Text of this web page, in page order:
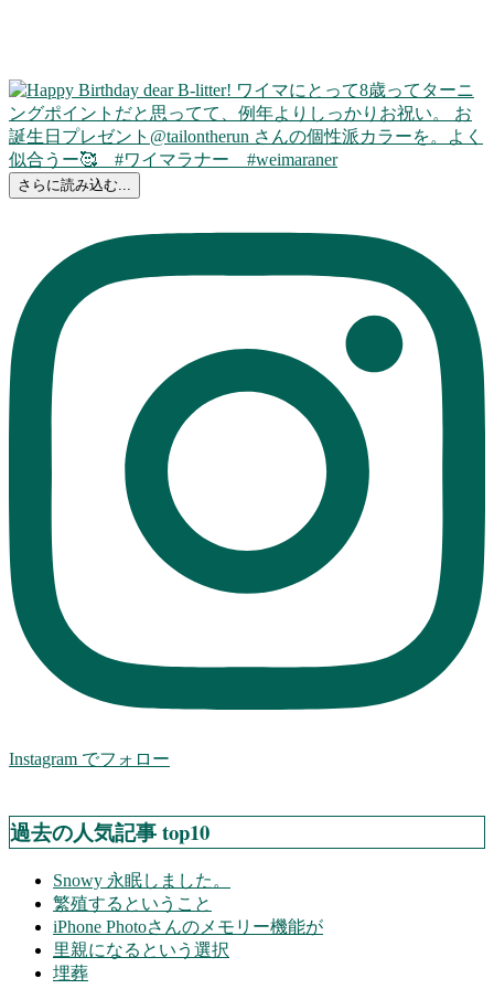
さらに読み込む...
Instagram でフォロー
過去の人気記事 top10
Snowy 永眠しました。
繁殖するということ
iPhone Photoさんのメモリー機能が
里親になるという選択
埋葬